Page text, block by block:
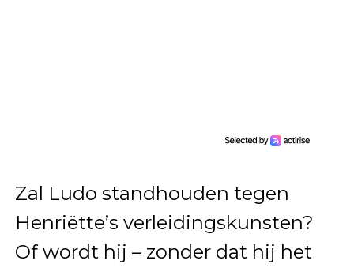
Zal Ludo standhouden tegen
Henriëtte’s verleidingskunsten?
Of wordt hij – zonder dat hij het